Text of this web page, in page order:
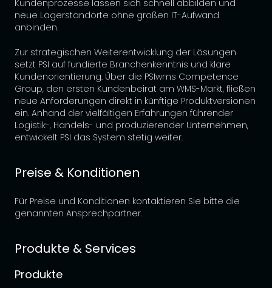
Kundenprozesse lassen sich schnell abbilden und
neue Lagerstandorte ohne großen IT-Aufwand
anbinden.
Zur strategischen Weiterentwicklung der Lösungen
setzt PSI auf fundierte Branchenkenntnis und klare
Kundenorientierung. Über die PSIwms Competence
Group, den ersten Kundenbeirat am WMS-Markt, fließen
neue Anforderungen direkt in künftige Produktversionen
ein. Anhand der vielfältigen Erfahrungen führender
Logistik-, Handels- und produzierender Unternehmen,
entwickelt PSI das System stetig weiter.
Preise & Konditionen
Für Preise und Konditionen kontaktieren Sie bitte die
genannten Ansprechpartner.
Produkte & Services
Produkte